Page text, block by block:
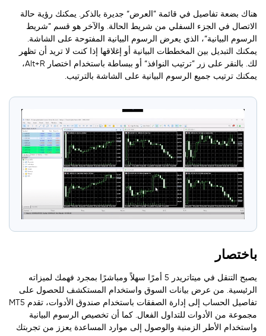
هناك بضعة تفاصيل في قائمة ”العرض“ جديرة بالذكر. يمكنك رؤية حالة
الاتصال في الجزء السفلي من شريط الحالة. والآخر هو قسم ”شريط
الرسوم البيانية“، الذي يعرض الرسوم البيانية المفتوحة على الشاشة.
يمكنك التبديل بين المخططات البيانية أو إغلاقها إذا كنت لا تريد أن تظهر
لك. بالنقر على زر ”ترتيب النوافذ“ أو ببساطة باستخدام اختصار Alt+R،
يمكنك ترتيب جميع الرسوم البيانية على الشاشة بالترتيب.
باختصار
يصبح التنقل في ميتاتريدر 5 أمرًا سهلاً ومباشرًا بمجرد فهمك لميزاته
الرئيسية. من عرض بيانات السوق واستخدام المستكشف للحصول على
تفاصيل الحساب إلى إدارة الصفقات باستخدام صندوق الأدوات، تقدم MT5
مجموعة من الأدوات للتداول الفعال. كما أن تخصيص الرسوم البيانية
واستخدام الأطر الزمنية والوصول إلى موارد المساعدة يعزز من تجربتك